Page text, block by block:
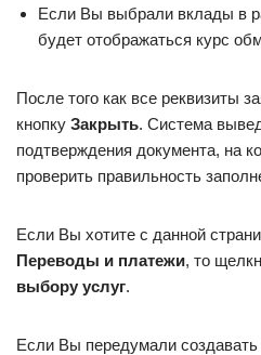
Если Вы выбрали вклады в
будет отображаться курс
После того как все реквизиты
кнопку Закрыть. Система
подтверждения документа, на
проверить правильность
Если Вы хотите с данной
Переводы и платежи, то
выбору услуг.
Если Вы передумали создавать